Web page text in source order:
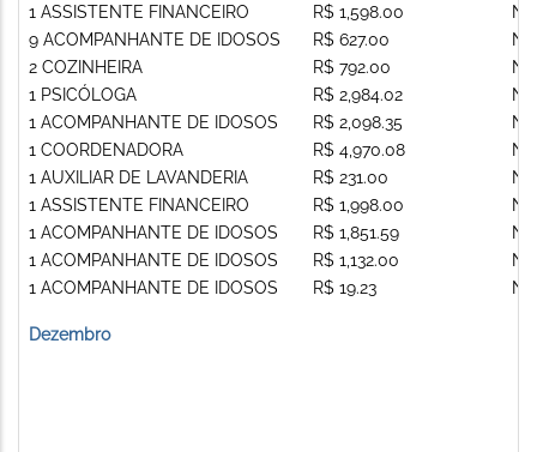
1 ASSISTENTE FINANCEIRO
9 ACOMPANHANTE DE IDOSOS
2 COZINHEIRA
1 PSICÓLOGA
1 ACOMPANHANTE DE IDOSOS
1 COORDENADORA
1 AUXILIAR DE LAVANDERIA
1 ASSISTENTE FINANCEIRO
1 ACOMPANHANTE DE IDOSOS
1 ACOMPANHANTE DE IDOSOS
1 ACOMPANHANTE DE IDOSOS
R$ 1,598.00
R$ 627.00
R$ 792.00
R$ 2,984.02
R$ 2,098.35
R$ 4,970.08
R$ 231.00
R$ 1,998.00
R$ 1,851.59
R$ 1,132.00
R$ 19.23
Dezembro